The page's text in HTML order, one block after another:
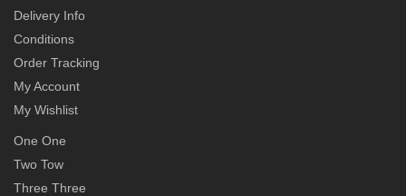
Delivery Info
Conditions
Order Tracking
My Account
My Wishlist
One One
Two Tow
Three Three